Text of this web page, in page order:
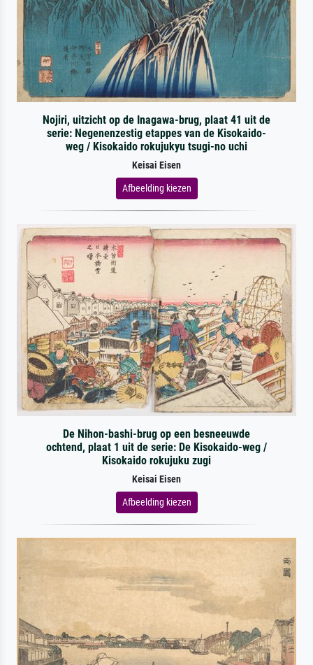
Nojiri, uitzicht op de Inagawa-brug, plaat 41 uit de
serie: Negenenzestig etappes van de Kisokaido-
weg / Kisokaido rokujukyu tsugi-no uchi
Keisai Eisen
Afbeelding kiezen
De Nihon-bashi-brug op een besneeuwde
ochtend, plaat 1 uit de serie: De Kisokaido-weg /
Kisokaido rokujuku zugi
Keisai Eisen
Afbeelding kiezen